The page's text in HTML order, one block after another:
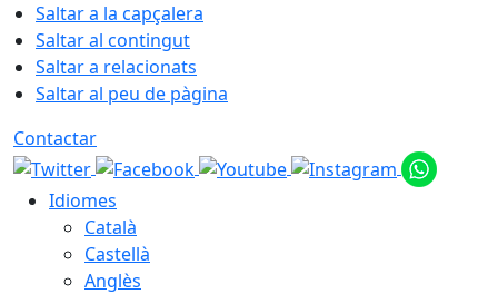
Saltar a la capçalera
Saltar al contingut
Saltar a relacionats
Saltar al peu de pàgina
Contactar
Idiomes
Català
Castellà
Anglès